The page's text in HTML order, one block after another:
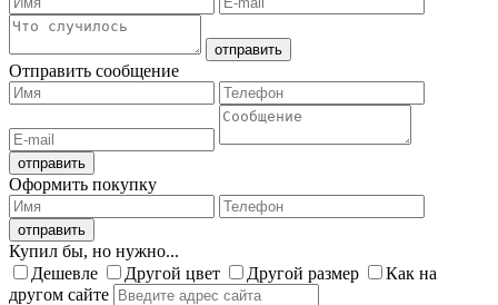
Отправить сообщение
Оформить покупку
Купил бы, но нужно...
Дешевле
Другой цвет Другой размер
Как на
другом сайте